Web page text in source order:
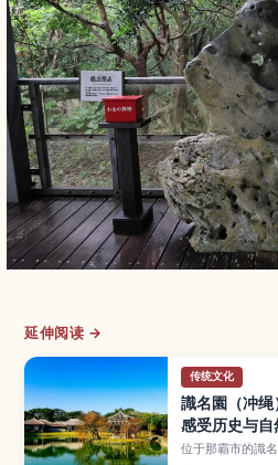
延伸阅读 →
传统文化
識名園（冲绳
感受历史与自
位于那霸市的識